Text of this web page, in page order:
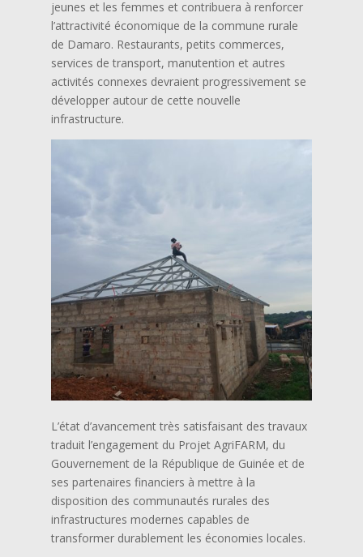
jeunes et les femmes et contribuera à renforcer
l’attractivité économique de la commune rurale
de Damaro. Restaurants, petits commerces,
services de transport, manutention et autres
activités connexes devraient progressivement se
développer autour de cette nouvelle
infrastructure.
L’état d’avancement très satisfaisant des travaux
traduit l’engagement du Projet AgriFARM, du
Gouvernement de la République de Guinée et de
ses partenaires financiers à mettre à la
disposition des communautés rurales des
infrastructures modernes capables de
transformer durablement les économies locales.